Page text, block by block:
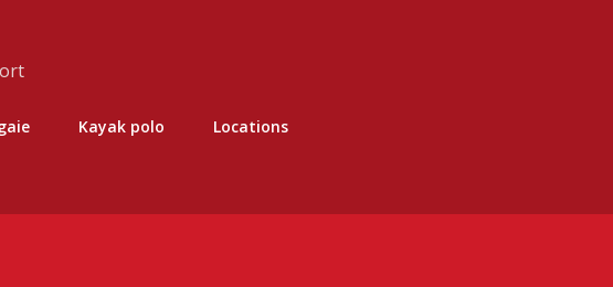
Kayak polo Locations